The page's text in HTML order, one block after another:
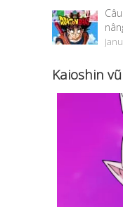
Kaioshin